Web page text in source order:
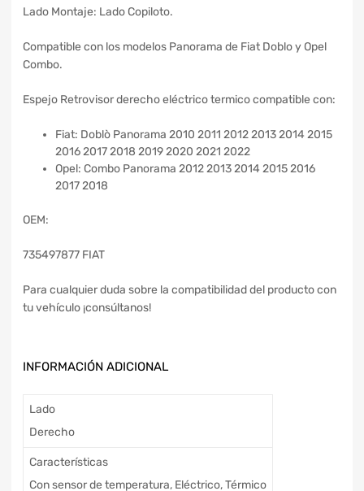
Lado Montaje: Lado Copiloto.
Compatible con los modelos Panorama de Fiat Doblo y Opel
Combo.
Espejo Retrovisor derecho eléctrico termico compatible con:
Fiat: Doblò Panorama 2010 2011 2012 2013 2014 2015
2016 2017 2018 2019 2020 2021 2022
Opel: Combo Panorama 2012 2013 2014 2015 2016
2017 2018
OEM:
735497877 FIAT
Para cualquier duda sobre la compatibilidad del producto con
tu vehículo ¡consúltanos!
INFORMACIÓN ADICIONAL
Lado
Derecho
Características
Con sensor de temperatura, Eléctrico, Térmico